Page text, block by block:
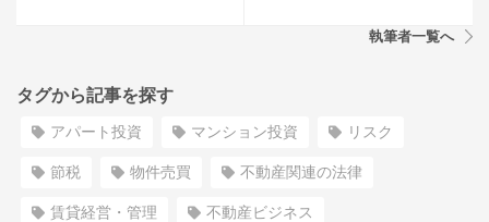
執筆者一覧へ
タグから記事を探す
アパート投資 マンション投資 リスク
節税 物件売買 不動産関連の法律
賃貸経営・管理 不動産ビジネス